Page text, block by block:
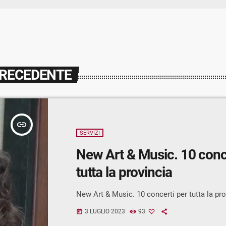
insert_link
SERVIZI
New Art & Music. 10
tutta la provincia
New Art & Music. 10 concerti per tutta la
today 3 LUGLIO 2023 93